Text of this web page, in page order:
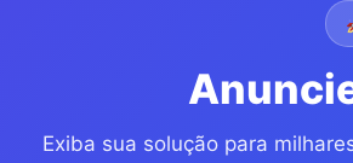
Exiba sua solução para